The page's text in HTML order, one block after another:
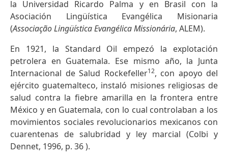
la Universidad Ricardo Palma y en Brasil con la
Asociación Lingüística Evangélica Misionaria
(Associação Lingüística Evangélica Missionária, ALEM).
En 1921, la Standard Oil empezó la explotación
petrolera en Guatemala. Ese mismo año, la Junta
Internacional de Salud Rockefeller12, con apoyo del
ejército guatemalteco, instaló misiones religiosas de
salud contra la fiebre amarilla en la frontera entre
México y en Guatemala, con lo cual controlaban a los
movimientos sociales revolucionarios mexicanos con
cuarentenas de salubridad y ley marcial (Colbi y
Dennet, 1996, p. 36 ).